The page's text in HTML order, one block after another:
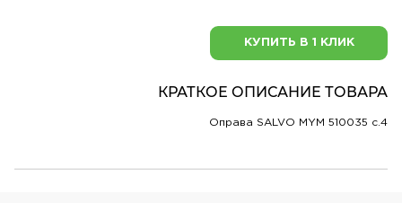
КУПИТЬ В 1 КЛИК
КРАТКОЕ ОПИСАНИЕ ТОВАРА
Оправа SALVO MYM 510035 c.4